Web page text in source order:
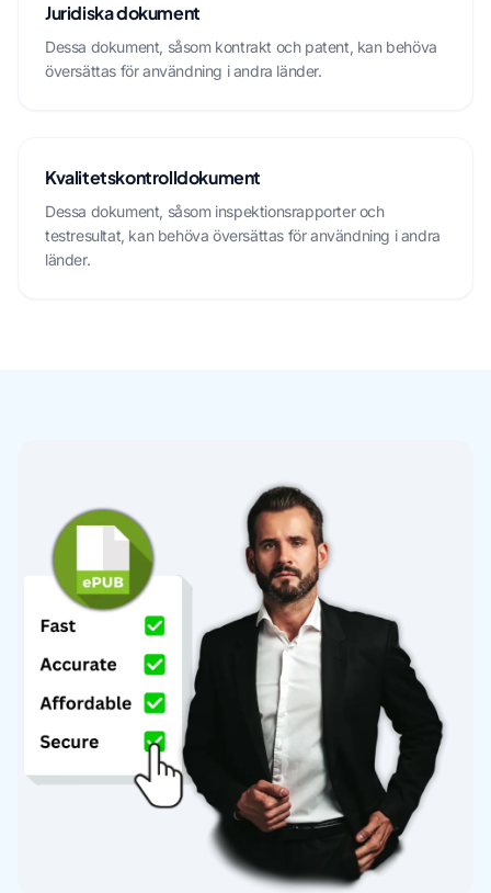
Juridiska dokument
Dessa dokument, såsom kontrakt och patent, kan behöva
översättas för användning i andra länder.
Kvalitetskontrolldokument
Dessa dokument, såsom inspektionsrapporter och
testresultat, kan behöva översättas för användning i andra
länder.